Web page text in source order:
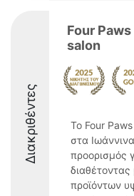
Διακριθέντες
Four
salon
Το Four
στα
προορισμός
διαθέτοντας
προϊόντων